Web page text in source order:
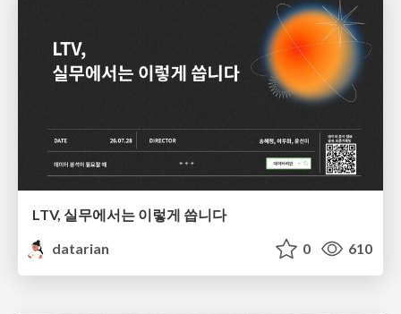
LTV, 실무에서는 이렇게 씁니다
datarian
0 610